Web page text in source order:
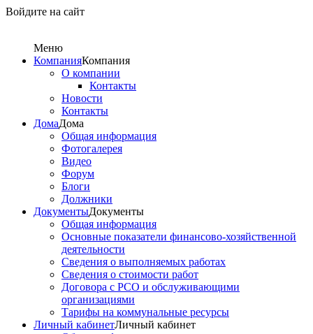
Войдите на сайт
Меню
КомпанияКомпания
О компании
Контакты
Новости
Контакты
ДомаДома
Общая информация
Фотогалерея
Видео
Форум
Блоги
Должники
ДокументыДокументы
Общая информация
Основные показатели финансово-хозяйственной
деятельности
Сведения о выполняемых работах
Сведения о стоимости работ
Договора с РСО и обслуживающими
организациями
Тарифы на коммунальные ресурсы
Личный кабинетЛичный кабинет